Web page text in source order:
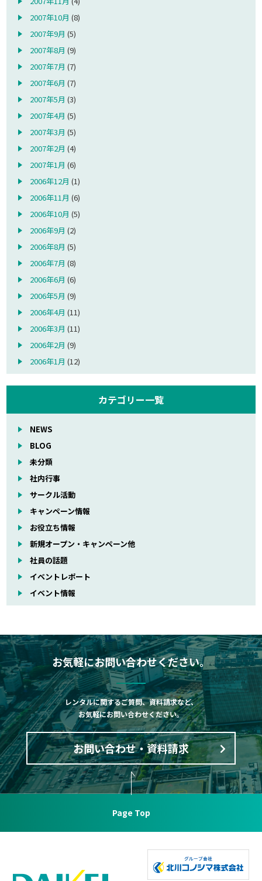
2007年10月 (8)
2007年9月 (5)
2007年8月 (9)
2007年7月 (7)
2007年6月 (7)
2007年5月 (3)
2007年4月 (5)
2007年3月 (5)
2007年2月 (4)
2007年1月 (6)
2006年12月 (1)
2006年11月 (6)
2006年10月 (5)
2006年9月 (2)
2006年8月 (5)
2006年7月 (8)
2006年6月 (6)
2006年5月 (9)
2006年4月 (11)
2006年3月 (11)
2006年2月 (9)
2006年1月 (12)
カテゴリー一覧
NEWS
BLOG
未分類
社内行事
サークル活動
キャンペーン情報
お役立ち情報
新規オープン・キャンペーン他
社員の話題
イベントレポート
イベント情報
お気軽にお問い合わせください。
レンタルに関するご質問、資料請求など、
お気軽にお問い合わせください。
お問い合わせ・資料請求
Page Top